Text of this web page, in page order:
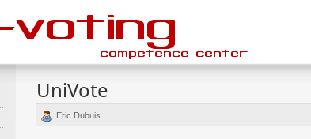
UniVote
Eric Dubuis